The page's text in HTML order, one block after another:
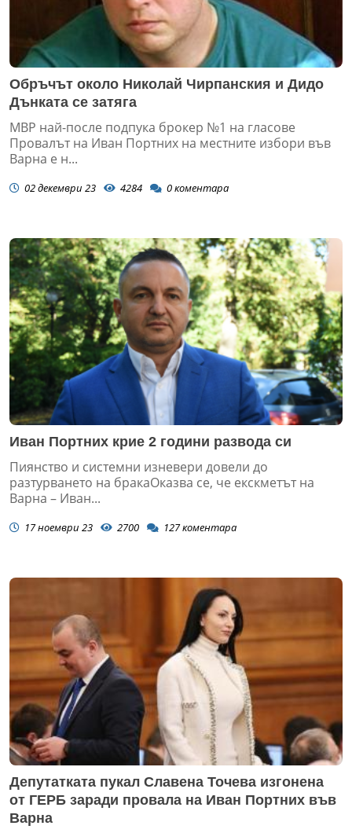
Обръчът около Николай Чирпанския и Дидо
Дънката се затяга
МВР най-после подпука брокер №1 на гласове
Провалът на Иван Портних на местните избори във
Варна е н...
02 декември 23 4284 0коментара
Иван Портних крие 2 години развода си
Пиянство и системни изневери довели до
разтурването на бракаОказва се, че екскметът на
Варна – Иван...
17 ноември 23 2700 127коментара
Депутатката пукал Славена Точева изгонена
от ГЕРБ заради провала на Иван Портних във
Варна